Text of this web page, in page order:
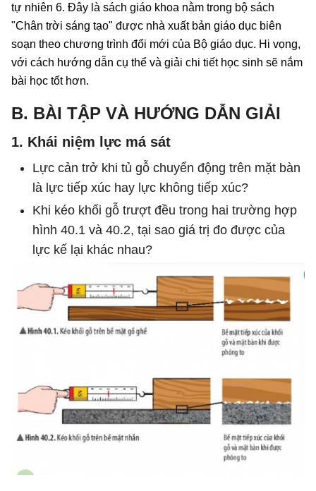
tự nhiên 6. Đây là sách giáo khoa nằm trong bộ sách
"Chân trời sáng tạo" được nhà xuất bản giáo dục biên
soạn theo chương trình đổi mới của Bộ giáo dục. Hi vọng,
với cách hướng dẫn cụ thể và giải chi tiết học sinh sẽ nắm
bài học tốt hơn.
B. BÀI TẬP VÀ HƯỚNG DẪN GIẢI
1. Khái niệm lực má sát
Lực cản trở khi tủ gỗ chuyển động trên mặt bàn
là lực tiếp xúc hay lực không tiếp xúc?
Khi kéo khối gỗ trượt đều trong hai trường hợp
hình 40.1 và 40.2, tại sao giá trị đo được của
lực kế lại khác nhau?